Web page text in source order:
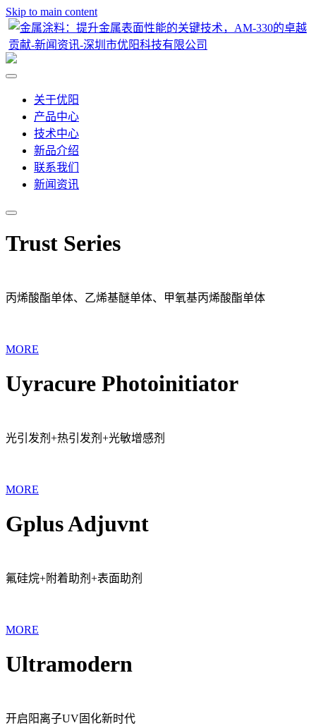
Skip to main content
关于优阳
产品中心
技术中心
新品介绍
联系我们
新闻资讯
Trust Series
丙烯酸酯单体、乙烯基醚单体、甲氧基丙烯酸酯单体
MORE
Uyracure Photoinitiator
光引发剂+热引发剂+光敏增感剂
MORE
Gplus Adjuvnt
氟硅烷+附着助剂+表面助剂
MORE
Ultramodern
开启阳离子UV固化新时代